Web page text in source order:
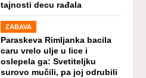
tajnosti decu rađala
ZABAVA
Paraskeva Rimljanka bacila
caru vrelo ulje u lice i
oslepela ga: Svetiteljku
surovo mučili, pa joj odrubili